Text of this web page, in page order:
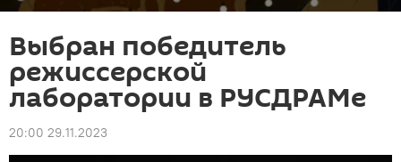
Выбран победитель
режиссерской
лаборатории в РУСДРАМе
20:00 29.11.2023